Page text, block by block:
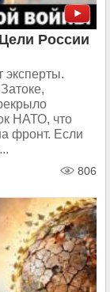
России
эксперты.
НАТО, что
фронт. Если
806